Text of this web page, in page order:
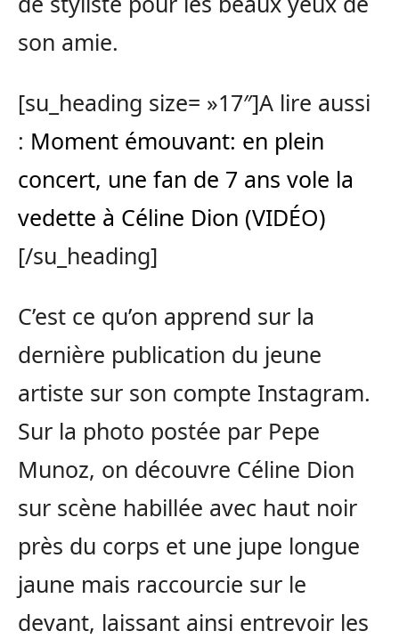
son amie.
[su_heading size= »17″]A lire aussi
: Moment émouvant: en plein
concert, une fan de 7 ans vole la
vedette à Céline Dion (VIDÉO)
[/su_heading]
C’est ce qu’on apprend sur la
dernière publication du jeune
artiste sur son compte Instagram.
Sur la photo postée par Pepe
Munoz, on découvre Céline Dion
sur scène habillée avec haut noir
près du corps et une jupe longue
jaune mais raccourcie sur le
devant, laissant ainsi entrevoir les